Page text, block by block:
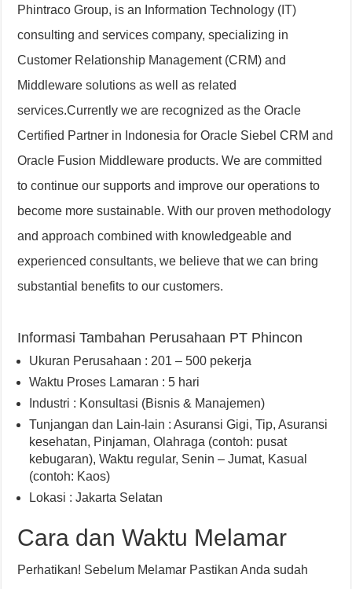
Phintraco Group, is an Information Technology (IT)
consulting and services company, specializing in
Customer Relationship Management (CRM) and
Middleware solutions as well as related
services.Currently we are recognized as the Oracle
Certified Partner in Indonesia for Oracle Siebel CRM and
Oracle Fusion Middleware products. We are committed
to continue our supports and improve our operations to
become more sustainable. With our proven methodology
and approach combined with knowledgeable and
experienced consultants, we believe that we can bring
substantial benefits to our customers.
Informasi Tambahan Perusahaan PT Phincon
Ukuran Perusahaan : 201 – 500 pekerja
Waktu Proses Lamaran : 5 hari
Industri : Konsultasi (Bisnis & Manajemen)
Tunjangan dan Lain-lain : Asuransi Gigi,Tip,Asuransi
kesehatan, Pinjaman,Olahraga (contoh: pusat
kebugaran),Waktu regular, Senin – Jumat, Kasual
(contoh: Kaos)
Lokasi : Jakarta Selatan
Cara dan Waktu Melamar
Perhatikan! Sebelum Melamar Pastikan Anda sudah